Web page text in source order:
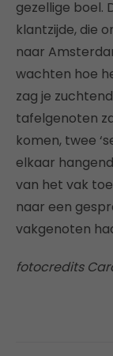
gezellige boel.
klantzijde, die
naar
wachten hoe
zag je
tafelgenoten
komen, twee
elkaar
van het vak
naar een
vakgenoten
fotocredits